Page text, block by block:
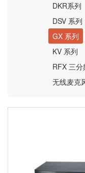
DKR系列
DSV 系列
GX 系列
KV 系列
RFX 三
无线麦克